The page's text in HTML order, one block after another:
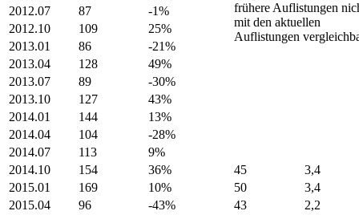
frühere Auflistungen
mit den aktuellen
Auflistungen
2012.07
87
-1%
2012.10
109
25%
2013.01
86
-21%
2013.04
128
49%
2013.07
89
-30%
2013.10
127
43%
2014.01
144
13%
2014.04
104
-28%
2014.07
113
9%
2014.10
154 36% 45
3,4
2015.01
169 10% 50
3,4
2015.04
96 -43% 43
2,2